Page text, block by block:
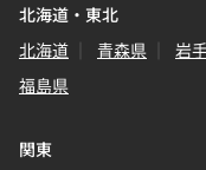
北海道・東北
北海道
青森県 岩
福島県
関東